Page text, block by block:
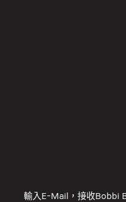
輸入E-Mail，接收Bobbi